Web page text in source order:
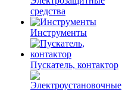
средства
Инструменты
Пускатель, контактор